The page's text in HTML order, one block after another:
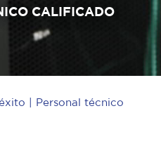
CALIFICADO
Personal técnico